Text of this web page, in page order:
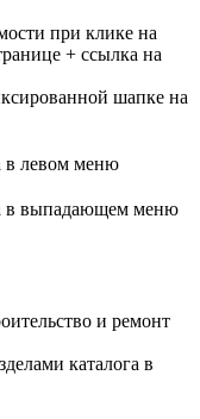
при клике на
+ ссылка на
шапке на
в левом меню
в выпадающем меню
и ремонт
каталога в